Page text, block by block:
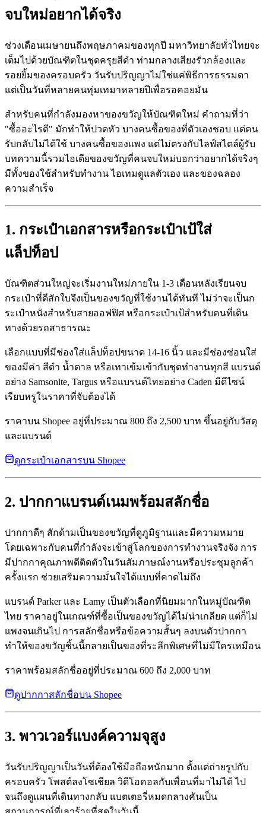
จบใหม่อยากได้จริง
ช่วงเดือนเมษายนถึงพฤษภาคมของทุกปี มหาวิทยาลัยทั่วไทยจะ
เต็มไปด้วยบัณฑิตในชุดครุยสีดำ ท่ามกลางเสียงรัวกล้องและ
รอยยิ้มของครอบครัว วันรับปริญญาไม่ใช่แค่พิธีการธรรมดา
แต่เป็นวันที่หลายคนทุ่มเทมาหลายปีเพื่อรอคอยมัน
สำหรับคนที่กำลังมองหาของขวัญให้บัณฑิตใหม่ คำถามที่ว่า
"ซื้ออะไรดี" มักทำให้ปวดหัว บางคนซื้อของที่ตัวเองชอบ แต่คน
รับกลับไม่ได้ใช้ บางคนซื้อของแพง แต่ไม่ตรงกับไลฟ์สไตล์ผู้รับ
บทความนี้รวมไอเดียของขวัญที่คนจบใหม่บอกว่าอยากได้จริงๆ
มีทั้งของใช้สำหรับทำงาน ไอเทมดูแลตัวเอง และของฉลอง
ความสำเร็จ
1. กระเป๋าเอกสารหรือกระเป๋าเป้ใส่
แล็ปท็อป
บัณฑิตส่วนใหญ่จะเริ่มงานใหม่ภายใน 1-3 เดือนหลังเรียนจบ
กระเป๋าที่ดีสักใบจึงเป็นของขวัญที่ใช้งานได้ทันที ไม่ว่าจะเป็นก
ระเป๋าหนังสำหรับสายออฟฟิศ หรือกระเป๋าเป้สำหรับคนที่เดิน
ทางด้วยรถสาธารณะ
เลือกแบบที่มีช่องใส่แล็ปท็อปขนาด 14-16 นิ้ว และมีช่องซ่อนใส่
ของมีค่า สีดำ น้ำตาล หรือเทาเข้มเข้ากับชุดทำงานทุกสี แบรนด์
อย่าง Samsonite, Targus หรือแบรนด์ไทยอย่าง Caden มีดีไซน์
เรียบหรูในราคาที่จับต้องได้
ราคาบน Shopee อยู่ที่ประมาณ 800 ถึง 2,500 บาท ขึ้นอยู่กับวัสดุ
และแบรนด์
ดูกระเป๋าเอกสารบน Shopee
2. ปากกาแบรนด์เนมพร้อมสลักชื่อ
ปากกาดีๆ สักด้ามเป็นของขวัญที่ดูภูมิฐานและมีความหมาย
โดยเฉพาะกับคนที่กำลังจะเข้าสู่โลกของการทำงานจริงจัง การ
มีปากกาคุณภาพดีติดตัวในวันสัมภาษณ์งานหรือประชุมลูกค้า
ครั้งแรก ช่วยเสริมความมั่นใจได้แบบที่คาดไม่ถึง
แบรนด์ Parker และ Lamy เป็นตัวเลือกที่นิยมมากในหมู่บัณฑิต
ไทย ราคาอยู่ในเกณฑ์ที่ซื้อเป็นของขวัญได้ไม่น่าเกลียด แต่ก็ไม่
แพงจนเกินไป การสลักชื่อหรือข้อความสั้นๆ ลงบนตัวปากกา
ทำให้ของขวัญชิ้นนี้กลายเป็นของที่ระลึกพิเศษที่ไม่มีใครเหมือน
ราคาพร้อมสลักชื่ออยู่ที่ประมาณ 600 ถึง 2,000 บาท
ดูปากกาสลักชื่อบน Shopee
3. พาวเวอร์แบงค์ความจุสูง
วันรับปริญญาเป็นวันที่ต้องใช้มือถือหนักมาก ตั้งแต่ถ่ายรูปกับ
ครอบครัว โพสต์ลงโซเชียล วิดีโอคอลกับเพื่อนที่มาไม่ได้ ไป
จนถึงดูแผนที่เดินทางกลับ แบตเตอรี่หมดกลางคันเป็น